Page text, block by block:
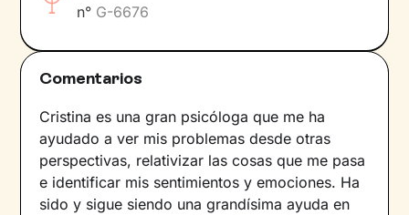
n° G-6676
Comentarios
Cristina es una gran psicóloga que me ha
ayudado a ver mis problemas desde otras
perspectivas, relativizar las cosas que me pasa
e identificar mis sentimientos y emociones. Ha
sido y sigue siendo una grandísima ayuda en